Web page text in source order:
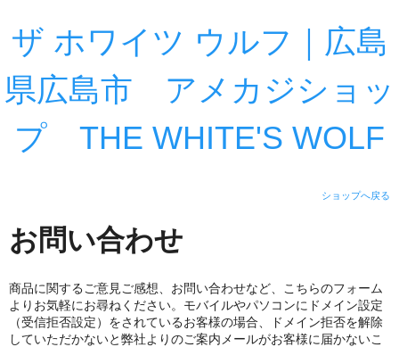
ザ ホワイツ ウルフ｜広島
県広島市 アメカジショッ
プ THE WHITE'S WOLF
ショップへ戻る
お問い合わせ
商品に関するご意見ご感想、お問い合わせなど、こちらのフォーム
よりお気軽にお尋ねください。モバイルやパソコンにドメイン設定
（受信拒否設定）をされているお客様の場合、ドメイン拒否を解除
していただかないと弊社よりのご案内メールがお客様に届かないこ